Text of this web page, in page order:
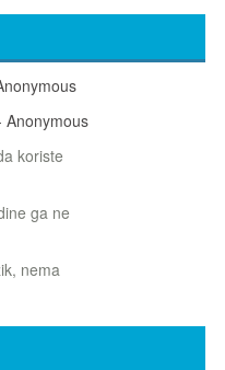
koriste
ga ne
nema